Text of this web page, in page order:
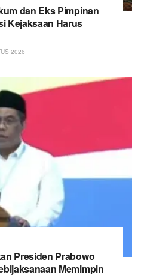
dan Eks Pimpinan
Kejaksaan Harus
2026
Presiden Prabowo
Memimpin